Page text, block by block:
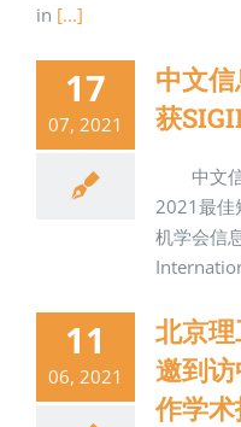
in [...]
17
07, 2021
中文
获
中文
2021最佳
机学会信
11
06, 2021
北京
邀到
作学